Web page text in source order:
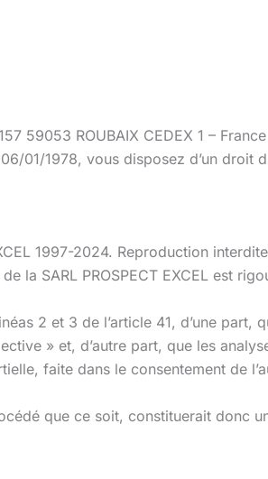
59053 ROUBAIX CEDEX 1 – France
01/1978, vous disposez d’un droit
1997-2024. Reproduction
la SARL PROSPECT EXCEL est
2 et 3 de l’article 41, d’une
» et, d’autre part, que les
faite dans le consentement de
que ce soit, constituerait donc